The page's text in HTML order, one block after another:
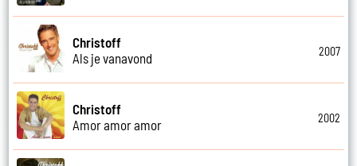
Christoff
Als je vanavond
2007
Christoff
Amor amor amor
2002